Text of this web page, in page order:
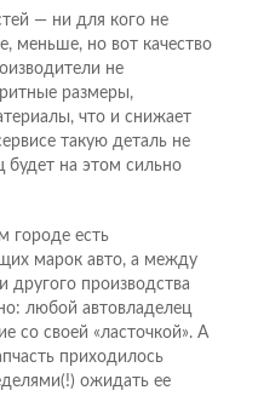
— ни для кого не
меньше, но вот качество
не
размеры,
что и снижает
такую деталь не
будет на этом сильно
городе есть
марок авто, а между
другого производства
любой автовладелец
со своей «ласточкой». А
приходилось
ожидать ее